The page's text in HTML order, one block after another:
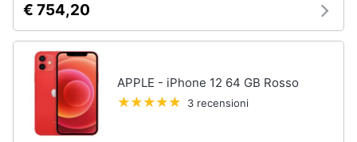
Sport
Animali
Motori
€ 754,20
APPLE - iPhone 12 64 GB Rosso
3 recensioni